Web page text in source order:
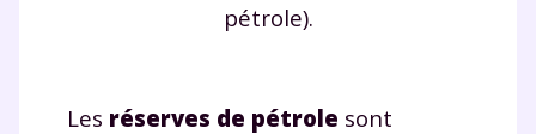
pétrole).
Les réserves de pétrole sont